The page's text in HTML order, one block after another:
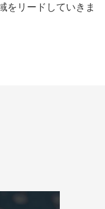
をリードしていきま